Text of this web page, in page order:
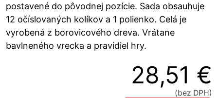
postavené do pôvodnej pozície. Sada obsauhuje
12 očíslovaných kolíkov a 1 polienko. Celá je
vyrobená z borovicového dreva. Vrátane
bavlneného vrecka a pravidiel hry.
28,51 €
(bez DPH)